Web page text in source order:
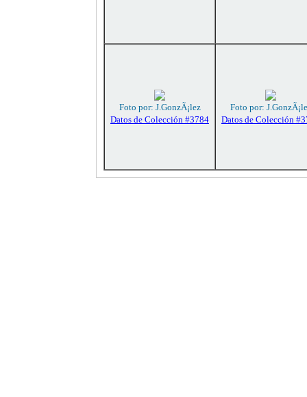
Foto por: J.GonzÃ¡lez
Datos de Colección #3784
Foto por:
Datos de Colección